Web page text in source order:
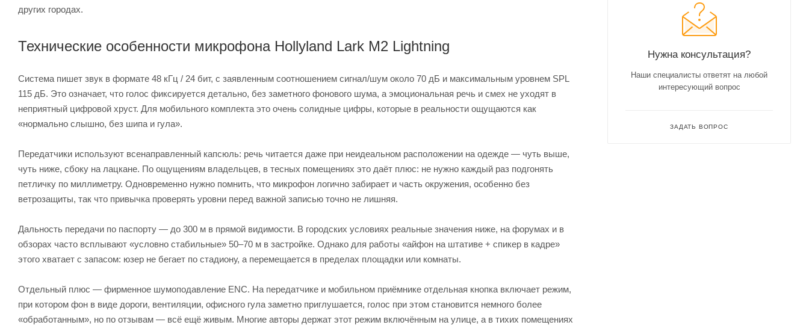
других городах.
Технические особенности микрофона Hollyland Lark M2 Lightning
Система пишет звук в формате 48 кГц / 24 бит, с заявленным соотношением сигнал/шум около 70 дБ и максимальным уровнем SPL
115 дБ. Это означает, что голос фиксируется детально, без заметного фонового шума, а эмоциональная речь и смех не уходят в
неприятный цифровой хруст. Для мобильного комплекта это очень солидные цифры, которые в реальности ощущаются как
«нормально слышно, без шипа и гула».
Передатчики используют всенаправленный капсюль: речь читается даже при неидеальном расположении на одежде — чуть выше,
чуть ниже, сбоку на лацкане. По ощущениям владельцев, в тесных помещениях это даёт плюс: не нужно каждый раз подгонять
петличку по миллиметру. Одновременно нужно помнить, что микрофон логично забирает и часть окружения, особенно без
ветрозащиты, так что привычка проверять уровни перед важной записью точно не лишняя.
Дальность передачи по паспорту — до 300 м в прямой видимости. В городских условиях реальные значения ниже, на форумах и в
обзорах часто всплывают «условно стабильные» 50–70 м в застройке. Однако для работы «айфон на штативе + спикер в кадре»
этого хватает с запасом: юзер не бегает по стадиону, а перемещается в пределах площадки или комнаты.
Отдельный плюс — фирменное шумоподавление ENC. На передатчике и мобильном приёмнике отдельная кнопка включает режим,
при котором фон в виде дороги, вентиляции, офисного гула заметно приглушается, голос при этом становится немного более
«обработанным», но по отзывам — всё ещё живым. Многие авторы держат этот режим включённым на улице, а в тихих помещениях
Нужна консультация?
Наши специалисты ответят на любой
интересующий вопрос
ЗАДАТЬ ВОПРОС